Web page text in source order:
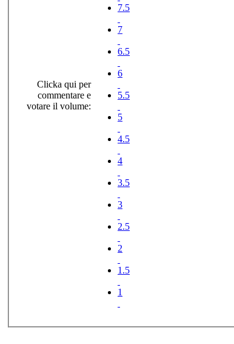
Clicka qui per
commentare e
votare il volume:
7.5
7
6.5
6
5.5
5
4.5
4
3.5
3
2.5
2
1.5
1